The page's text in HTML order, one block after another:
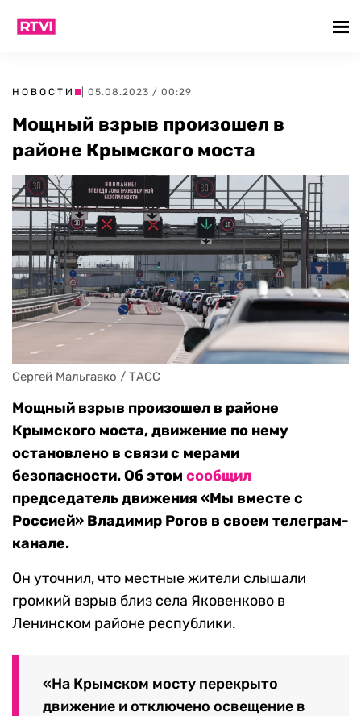
НОВОСТИ | 05.08.2023 / 00:29
Мощный взрыв произошел в
районе Крымского моста
Сергей Мальгавко / ТАСС
Мощный взрыв произошел в районе
Крымского моста, движение по нему
остановлено в связи с мерами
безопасности. Об этом сообщил
председатель движения «Мы вместе с
Россией» Владимир Рогов в своем телеграм-
канале.
Он уточнил, что местные жители слышали
громкий взрыв близ села Яковенково в
Ленинском районе республики.
«На Крымском мосту перекрыто
движение и отключено освещение в